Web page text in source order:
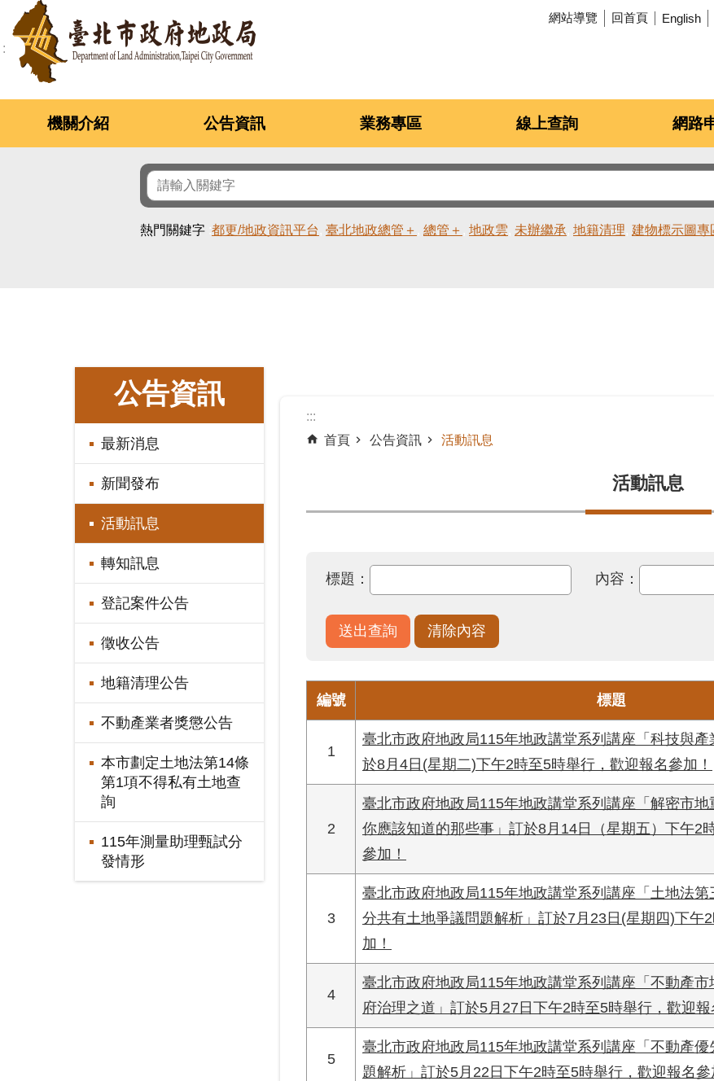
跳到主要內容區塊 網站導覽 回首頁 English
機關介紹 公告資訊 業務專區 線上查詢 網路
熱門關鍵字 都更/地政資訊平台 臺北地政總管＋ 總管＋ 地政雲 未辦繼承 地籍清理 建物標示圖專
公告資訊
最新消息
新聞發布
活動訊息
轉知訊息
登記案件公告
徵收公告
地籍清理公告
不動產業者獎懲公告
本市劃定土地法第14條
第1項不得私有土地查
詢
115年測量助理甄試分
發情形
:::
首頁
公告資訊 活動訊息
活動訊息
標題： 內容：
編號 標題
1
臺北市政府地政局115年地政講堂系列講座「科技與
於8月4日(星期二)下午2時至5時舉行，歡迎報名參加！
2
臺北市政府地政局115年地政講堂系列講座「解密市地
你應該知道的那些事」訂於8月14日（星期五）下午2
參加！
3
臺北市政府地政局115年地政講堂系列講座「土地法
分共有土地爭議問題解析」訂於7月23日(星期四)下午
加！
4
臺北市政府地政局115年地政講堂系列講座「不動產
府治理之道」訂於5月27日下午2時至5時舉行，歡迎報
5
臺北市政府地政局115年地政講堂系列講座「不動產
題解析」訂於5月22日下午2時至5時舉行，歡迎報名參